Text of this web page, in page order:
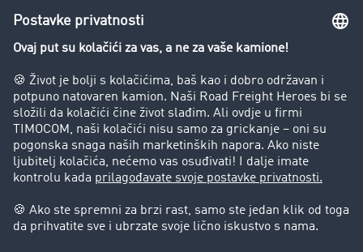
Preduzeće
Success Stories
Korisnici preporučuju korisnike
Blog
Zabrane vožnje za kamione
Pravni